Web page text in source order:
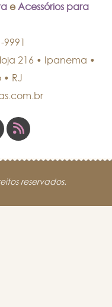
e Acessórios para
216 • Ipanema •
• RJ
reservados.